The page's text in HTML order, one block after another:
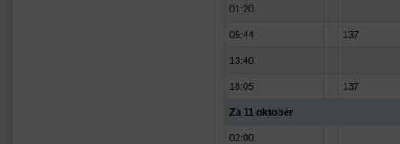
01:20
05:44 137
13:40
18:05 137
Za 11 oktober
02:00